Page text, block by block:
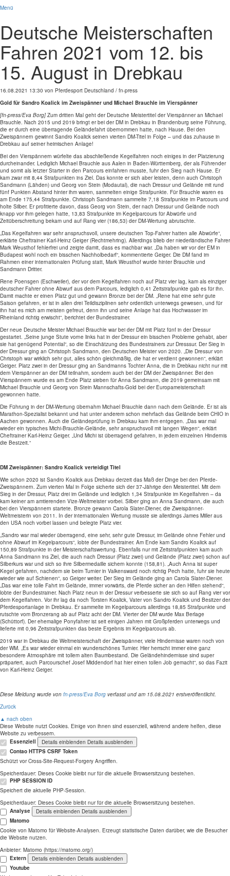
Menü
Deutsche Meisterschaften
Fahren 2021 vom 12. bis
15. August in Drebkau
16.08.2021 13:30 von Pferdesport Deutschland / fn-press
Gold für Sandro Koalick im Zweispänner und Michael Brauchle im Vierspänner
[fn-press/Eva Borg] Zum dritten Mal geht der Deutsche Meistertitel der Vierspänner an Michael
Brauchle. Nach 2015 und 2019 bringt er bei der DM in Drebkau in Brandenburg seine Führung,
die er durch eine überragende Geländefahrt übernommen hatte, nach Hause. Bei den
Zweispännern gewinnt Sandro Koalick seinen vierten DM-Titel in Folge – und das zuhause in
Drebkau auf seiner heimischen Anlage!
Bei den Vierspännern würfelte das abschließende Kegelfahren noch einiges in der Platzierung
durcheinander. Lediglich Michael Brauchle aus Aalen in Baden-Württemberg, der als Führender
und somit als letzter Starter in den Parcours einfahren musste, fuhr den Sieg nach Hause. Er
kam zwar mit 8,44 Strafpunkten ins Ziel. Das konnte er sich aber leisten, denn auch Christoph
Sandmann (Lähden) und Georg von Stein (Modautal), die nach Dressur und Gelände mit rund
fünf Punkten Abstand hinter ihm waren, sammelten einige Strafpunkte. Für Brauchle waren es
am Ende 175,44 Strafpunkte. Christoph Sandmann sammelte 7,18 Strafpunkte im Parcours und
holte Silber. Er profitierte davon, dass Georg von Stein, der nach Dressur und Gelände noch
knapp vor ihm gelegen hatte, 13,83 Strafpunkte im Kegelparcours für Abwürfe und
Zeitüberschreitung bekam und auf Rang vier (186,53) der DM-Wertung abrutschte.
„Das Kegelfahren war sehr anspruchsvoll, unsere deutschen Top-Fahrer hatten alle Abwürfe“,
erklärte Cheftrainer Karl-Heinz Geiger (Rechtmehring). Allerdings blieb der niederländische Fahrer
Mark Weusthof fehlerfrei und zeigte damit, dass es machbar war. „Da haben wir vor der EM in
Budapest wohl noch ein bisschen Nachholbedarf“, kommentierte Geiger. Die DM fand im
Rahmen einer internationalen Prüfung statt, Mark Weusthof wurde hinter Brauchle und
Sandmann Dritter.
Rene Poensgen (Eschweiler), der vor dem Kegelfahren noch auf Platz vier lag, kam als einziger
deutscher Fahrer ohne Abwurf aus dem Parcours, lediglich 0,41 Zeitstrafpunkte gab es für ihn.
Damit machte er einen Platz gut und gewann Bronze bei der DM. „Rene hat eine sehr gute
Saison gefahren, er ist in allen drei Teildisziplinen sehr ordentlich unterwegs gewesen, und für
ihn hat es mich am meisten gefreut, denn ihn und seine Anlage hat das Hochwasser im
Rheinland richtig erwischt“, berichtet der Bundestrainer.
Der neue Deutsche Meister Michael Brauchle war bei der DM mit Platz fünf in der Dressur
gestartet. „Seine junge Stute vorne links hat in der Dressur ein bisschen Probleme gehabt, aber
sie hat genügend Potential“, so die Einschätzung des Bundestrainers zur Dresssur. Der Sieg in
der Dressur ging an Christoph Sandmann, den Deutschen Meister von 2020. „Die Dressur von
Christoph war wirklich sehr gut, alles schön gleichmäßig, die hat er verdient gewonnen“, erklärt
Geiger. Platz zwei in der Dressur ging an Sandmanns Tochter Anna, die in Drebkau nicht nur mit
dem Vierspänner an der DM teilnahm, sondern auch bei der DM der Zweispänner. Bei den
Vierspännern wurde es am Ende Platz sieben für Anna Sandmann, die 2019 gemeinsam mit
Michael Brauchle und Georg von Stein Mannschafts-Gold bei der Europameisterschaft
gewonnen hatte.
Die Führung in der DM-Wertung übernahm Michael Brauchle dann nach dem Gelände. Er ist als
Marathon-Spezialist bekannt und hat unter anderem schon mehrfach das Gelände beim CHIO in
Aachen gewonnen. Auch die Geländeprüfung in Drebkau kam ihm entgegen. „Das war mal
wieder ein typisches Michi-Brauchle-Gelände, sehr anspruchsvoll mit langen Wegen“, erklärt
Cheftrainer Karl-Heinz Geiger. „Und Michi ist überragend gefahren, in jedem einzelnen Hindernis
die Bestzeit.“
DM Zweispänner: Sandro Koalick verteidigt Titel
Wie schon 2020 ist Sandro Koalick aus Drebkau derzeit das Maß der Dinge bei den Pferde-
Zweispännern. Zum vierten Mal in Folge sicherte sich der 37-Jährige den Meistertitel. Mit dem
Sieg in der Dressur, Platz drei im Gelände und lediglich 1,34 Strafpunkte im Kegelfahren – da
kam keiner am amtierenden Vize-Weltmeister vorbei. Silber ging an Anna Sandmann, die auch
bei den Vierspännern startete. Bronze gewann Carola Slater-Diener, die Zweispänner-
Weltmeisterin von 2011. In der internationalen Wertung musste sie allerdings James Miller aus
den USA noch vorbei lassen und belegte Platz vier.
„Sandro war mal wieder überragend, eine sehr, sehr gute Dressur, im Gelände ohne Fehler und
ohne Abwurf im Kegelparcours“, lobte der Bundestrainer. Am Ende kam Sandro Koalick auf
150,89 Strafpunkte in der Meisterschaftswertung. Ebenfalls nur mit Zeitstrafpunkten kam auch
Anna Sandmann ins Ziel, die auch nach Dressur (Platz zwei) und Gelände (Platz zwei) schon auf
Silberkurs war und sich so ihre Silbermedaille sichern konnte (158,81). „Auch Anna ist super
Kegel gefahren, nachdem sie beim Turnier in Valkensward noch richtig Pech hatte, fuhr sie heute
wieder wie auf Schienen“, so Geiger weiter. Der Sieg im Gelände ging an Carola Slater-Diener.
„Das war eine tolle Fahrt im Gelände, immer vorwärts, die Pferde sicher an den Hilfen stehend“,
lobte der Bundestrainer. Nach Platz neun in der Dressur verbesserte sie sich so auf Rang vier vor
dem Kegelfahren. Vor ihr lag da noch Torsten Koalick, Vater von Sandro Koalick und Besitzer der
Pferdesportanlage in Drebkau. Er sammelte im Kegelparcours allerdings 18,85 Strafpunkte und
rutschte vom Bronzerang ab auf Platz acht der DM. Vierter der DM wurde Max Berlage
(Schüttorf). Der ehemalige Ponyfahrer ist seit einigen Jahren mit Großpferden unterwegs und
lieferte mit 0,96 Zeitstrafpunkten das beste Ergebnis im Kegelparcours ab.
2019 war in Drebkau die Weltmeisterschaft der Zweispänner, viele Hindernisse waren noch von
der WM. „Es war wieder einmal ein wunderschönes Turnier. Hier herrscht immer eine ganz
besondere Atmosphäre mit tollem alten Baumbestand. Die Geländehindernisse sind super
präpariert, auch Parcourschef Josef Middendorf hat hier einen tollen Job gemacht“, so das Fazit
von Karl-Heinz Geiger.
Diese Meldung wurde von fn-press/Eva Borg verfasst und am 15.08.2021 erstveröffentlicht.
Zurück
▲ nach oben
Diese Website nutzt Cookies. Einige von ihnen sind essenziell, während andere helfen, diese
Website zu verbessern.
Essenziell
Details einblenden Details ausblenden
Contao HTTPS CSRF Token
Schützt vor Cross-Site-Request-Forgery Angriffen.
Speicherdauer: Dieses Cookie bleibt nur für die aktuelle Browsersitzung bestehen.
PHP SESSION ID
Speichert die aktuelle PHP-Session.
Speicherdauer: Dieses Cookie bleibt nur für die aktuelle Browsersitzung bestehen.
Analyse
Details einblenden Details ausblenden
Matomo
Cookie von Matomo für Website-Analysen. Erzeugt statistische Daten darüber, wie die Besucher
die Website nutzen.
Anbieter: Matomo (https://matomo.org/)
Extern
Details einblenden Details ausblenden
Youtube